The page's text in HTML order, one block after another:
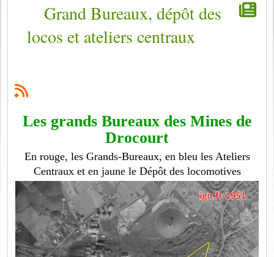
Grand Bureaux, dépôt des
locos et ateliers centraux
Les grands Bureaux des Mines de
Drocourt
En rouge, les Grands-Bureaux, en bleu les Ateliers
Centraux et en jaune le Dépôt des locomotives